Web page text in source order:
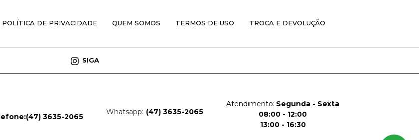
POLÍTICA DE PRIVACIDADE QUEM SOMOS TERMOS DE USO TROCA E DEVOLUÇÃO
SIGA
(47) 3635-2065
Whatsapp: (47) 3635-2065
Atendimento: Segunda - Sexta
08:00 - 12:00
13:00 - 16:30